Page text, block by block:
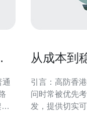
通
从成本到
引言：高防香
问时常被优先
发，提供切实